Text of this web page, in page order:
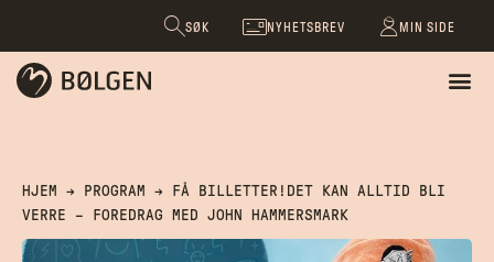
SØK NYHETSBREV MIN SIDE
HJEM → PROGRAM →
FÅ BILLETTER!DET KAN ALLTID BLI
VERRE – FOREDRAG MED JOHN HAMMERSMARK